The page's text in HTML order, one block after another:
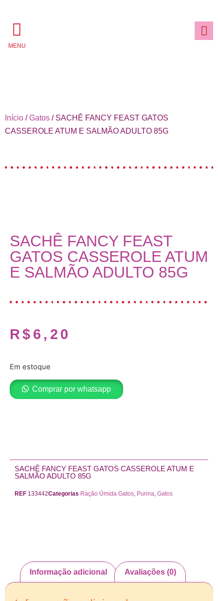
MENU
Início /Gatos / SACHÊ FANCY FEAST GATOS
CASSEROLE ATUM E SALMÃO ADULTO 85G
SACHÊ FANCY FEAST
GATOS CASSEROLE ATUM
E SALMÃO ADULTO 85G
R$ 6,20
Em estoque
Comprar por whatsapp
SACHÊ FANCY FEAST GATOS CASSEROLE ATUM E
SALMÃO ADULTO 85G
REF 133442Categorias Ração Úmida Gatos Purina Gatos
Informação adicional Avaliações (0)